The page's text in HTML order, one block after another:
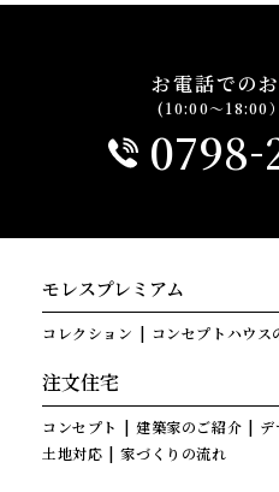
お電話での
(10:00～18:00
0798-
モレスプレミアム
コレクション コンセプトハウス
注文住宅
コンセプト 建築家のご紹介 デ
土地対応
家づくりの流れ